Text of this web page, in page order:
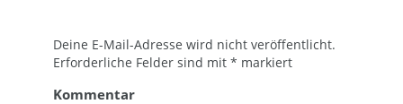
Deine E-Mail-Adresse wird nicht veröffentlicht.
Erforderliche Felder sind mit* markiert
Kommentar